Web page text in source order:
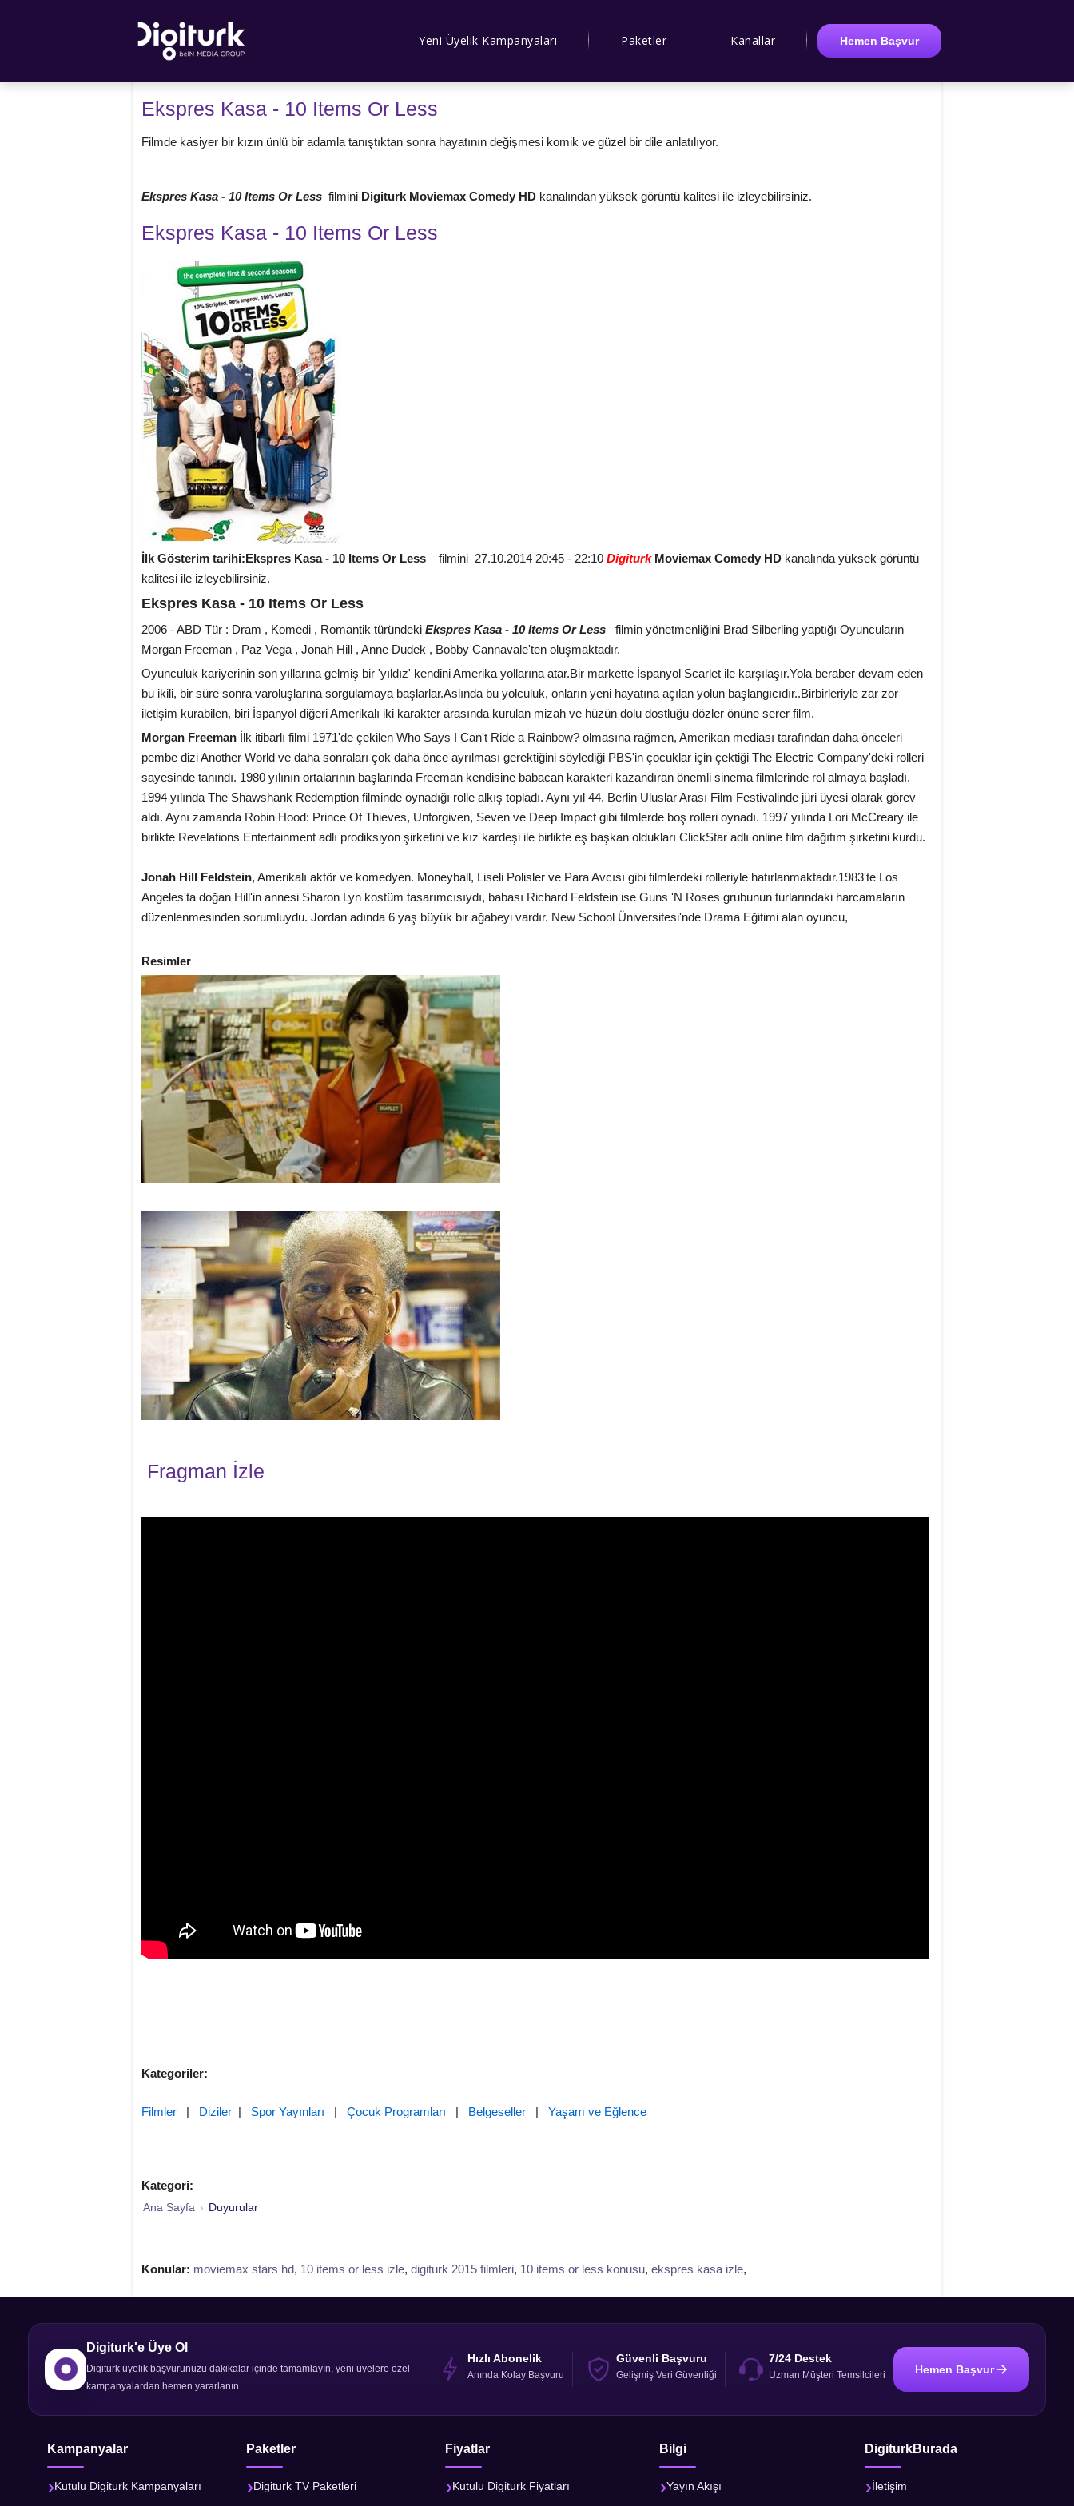
Yeni Üyelik Kampanyaları Paketler Kanallar Hemen Başvur
Ekspres Kasa - 10 Items Or Less
Filmde kasiyer bir kızın ünlü bir adamla tanıştıktan sonra hayatının değişmesi komik ve güzel bir dile anlatılıyor.
Ekspres Kasa - 10 Items Or Less filmini Digiturk Moviemax Comedy HD kanalından yüksek görüntü kalitesi ile izleyebilirsiniz.
Ekspres Kasa - 10 Items Or Less
İlk Gösterim tarihi:Ekspres Kasa - 10 Items Or Less filmini 27.10.2014 20:45 - 22:10 Digiturk Moviemax Comedy HD kanalında yüksek görüntü
kalitesi ile izleyebilirsiniz.
Ekspres Kasa - 10 Items Or Less
2006 - ABD Tür : Dram , Komedi , Romantik türündeki Ekspres Kasa - 10 Items Or Less filmin yönetmenliğini Brad Silberling yaptığı Oyuncuların
Morgan Freeman , Paz Vega , Jonah Hill , Anne Dudek , Bobby Cannavale'ten oluşmaktadır.
Oyunculuk kariyerinin son yıllarına gelmiş bir 'yıldız' kendini Amerika yollarına atar.Bir markette İspanyol Scarlet ile karşılaşır.Yola beraber devam eden
bu ikili, bir süre sonra varoluşlarına sorgulamaya başlarlar.Aslında bu yolculuk, onların yeni hayatına açılan yolun başlangıcıdır..Birbirleriyle zar zor
iletişim kurabilen, biri İspanyol diğeri Amerikalı iki karakter arasında kurulan mizah ve hüzün dolu dostluğu dözler önüne serer film.
Morgan Freeman İlk itibarlı filmi 1971'de çekilen Who Says I Can't Ride a Rainbow? olmasına rağmen, Amerikan mediası tarafından daha önceleri
pembe dizi Another World ve daha sonraları çok daha önce ayrılması gerektiğini söylediği PBS'in çocuklar için çektiği The Electric Company'deki rolleri
sayesinde tanındı. 1980 yılının ortalarının başlarında Freeman kendisine babacan karakteri kazandıran önemli sinema filmlerinde rol almaya başladı.
1994 yılında The Shawshank Redemption filminde oynadığı rolle alkış topladı. Aynı yıl 44. Berlin Uluslar Arası Film Festivalinde jüri üyesi olarak görev
aldı. Aynı zamanda Robin Hood: Prince Of Thieves, Unforgiven, Seven ve Deep Impact gibi filmlerde boş rolleri oynadı. 1997 yılında Lori McCreary ile
birlikte Revelations Entertainment adlı prodiksiyon şirketini ve kız kardeşi ile birlikte eş başkan oldukları ClickStar adlı online film dağıtım şirketini kurdu.
Jonah Hill Feldstein, Amerikalı aktör ve komedyen. Moneyball, Liseli Polisler ve Para Avcısı gibi filmlerdeki rolleriyle hatırlanmaktadır.1983'te Los
Angeles'ta doğan Hill'in annesi Sharon Lyn kostüm tasarımcısıydı, babası Richard Feldstein ise Guns 'N Roses grubunun turlarındaki harcamaların
düzenlenmesinden sorumluydu. Jordan adında 6 yaş büyük bir ağabeyi vardır. New School Üniversitesi'nde Drama Eğitimi alan oyuncu,
Resimler
Fragman İzle
Kategoriler:
Filmler | Diziler | Spor Yayınları | Çocuk Programları | Belgeseller | Yaşam ve Eğlence
Kategori:
Ana Sayfa › Duyurular
Konular: moviemax stars hd, 10 items or less izle, digiturk 2015 filmleri, 10 items or less konusu, ekspres kasa izle,
Digiturk'e Üye Ol
Digiturk üyelik başvurunuzu dakikalar içinde tamamlayın, yeni üyelere özel
kampanyalardan hemen yararlanın.
Hızlı Abonelik
Anında Kolay Başvuru
Güvenli Başvuru
Gelişmiş Veri Güvenliği
7/24 Destek
Uzman Müşteri Temsilcileri Hemen Başvur
Kampanyalar
Kutulu Digiturk Kampanyaları
Paketler
Digiturk TV Paketleri
Fiyatlar
Kutulu Digiturk Fiyatları
Bilgi
Yayın Akışı
DigiturkBurada
İletişim